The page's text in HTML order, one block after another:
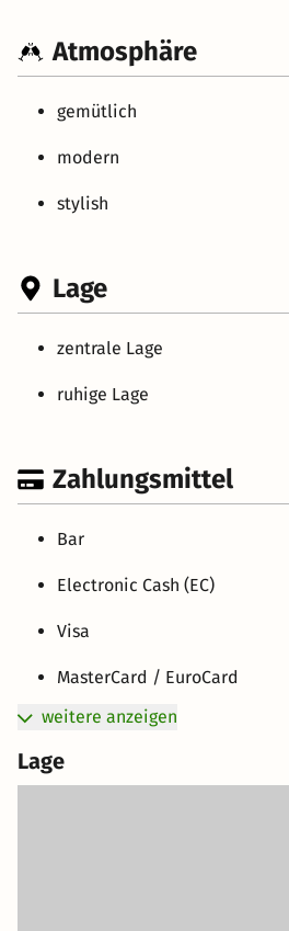
Atmosphäre
gemütlich
modern
stylish
Lage
zentrale Lage
ruhige Lage
Zahlungsmittel
Bar
Electronic Cash (EC)
Visa
MasterCard / EuroCard
weitere anzeigen
Lage